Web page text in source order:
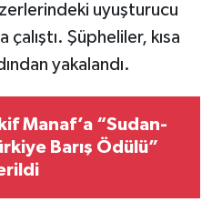
uyuşturucu
Şüpheliler, kısa
yakalandı.
Manaf’a “Sudan-
Barış Ödülü”